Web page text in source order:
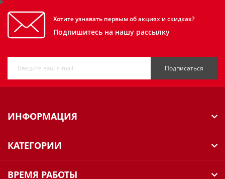
Хотите узнавать первым об акциях и скидках?
Подпишитесь на нашу рассылку
Подписаться
ИНФОРМАЦИЯ
КАТЕГОРИИ
ВРЕМЯ РАБОТЫ